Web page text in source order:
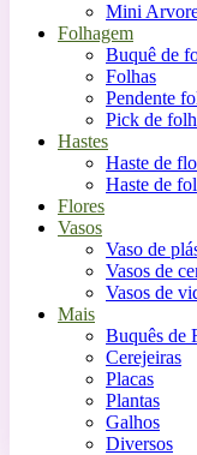
Mini
Folhagem
Buquê de
Folhas
Pendente
Pick de
Hastes
Haste de
Haste de
Flores
Vasos
Vaso de
Vasos de
Vasos de
Mais
Buquês de
Cerejeiras
Placas
Plantas
Galhos
Diversos